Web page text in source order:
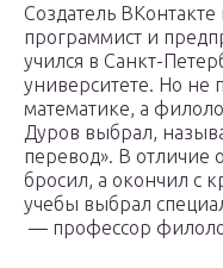
Создатель
программист и
учился в Санкт-
университете. Но
математике, а
Дуров выбрал,
перевод». В отличие
бросил, а окончил с
учебы выбрал
— профессор